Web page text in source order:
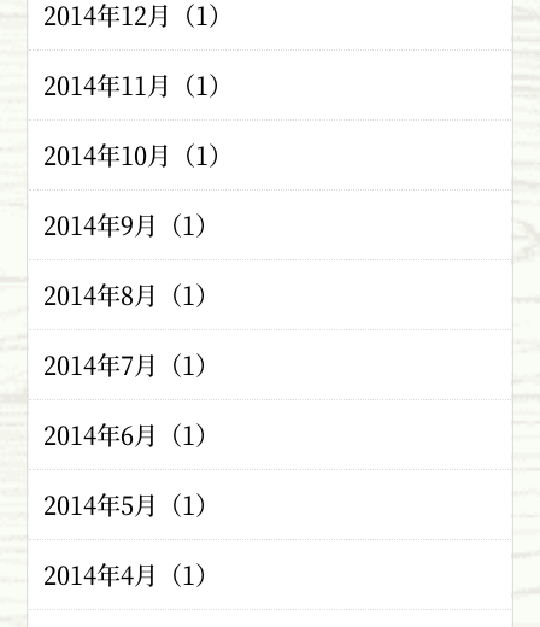
2014年12月（1）
2014年11月（1）
2014年10月（1）
2014年9月（1）
2014年8月（1）
2014年7月（1）
2014年6月（1）
2014年5月（1）
2014年4月（1）